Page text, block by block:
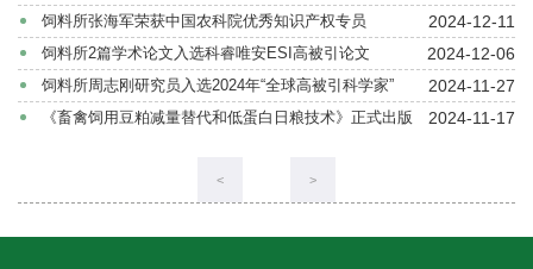
伍
2024-12-11
饲料所张海军荣获中国农科院优秀知识产权专员
2024-12-06
饲料所2篇学术论文入选科睿唯安ESI高被引论文
2024-11-27
饲料所周志刚研究员入选2024年“全球高被引科学家”
2024-11-17
《畜禽饲用豆粕减量替代和低蛋白日粮技术》正式出版
< >